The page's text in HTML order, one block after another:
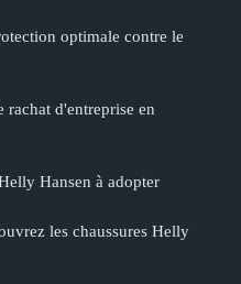
optimale contre le
rachat d'entreprise en
Hansen à adopter
les chaussures Helly